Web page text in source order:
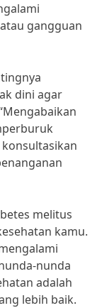
gangguan
dini agar
melitus
kamu.
nunda
adalah
lebih baik.